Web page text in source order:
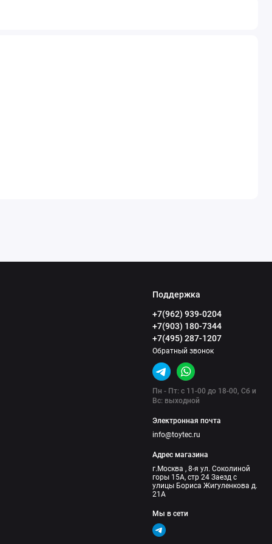
Поддержка
+7(962) 939-0204
+7(903) 180-7344
+7(495) 287-1207
Обратный звонок
Пн - Пт: с 11-00 до 18-00, Сб и
Вс: выходной
Электронная почта
info@toytec.ru
Адрес магазина
г.Москва , 8-я ул. Соколиной
горы 15А, стр 24 Заезд с
улицы Бориса Жигуленкова д.
21А
Мы в сети